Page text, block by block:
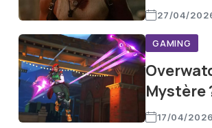
27/04/
GAMING
Mystère
17/04/